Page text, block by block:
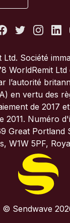
Uni
Société
WorldRemit
l’autorité
en vertu des
de 2017
2011. Numéro
Great Portland
W1W 5PF,
© Sendwave